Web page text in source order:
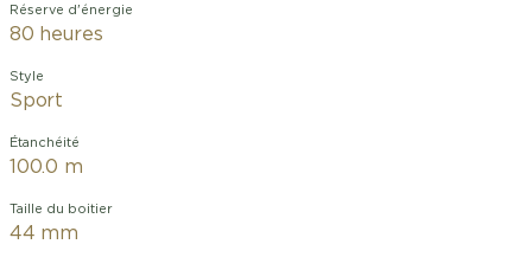
Réserve d'énergie
80 heures
Style
Sport
Étanchéité
100.0 m
Taille du boitier
44 mm